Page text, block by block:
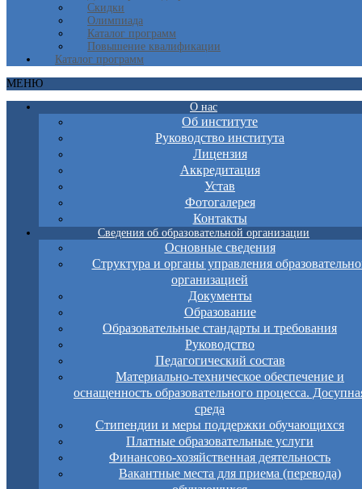
Скидки
Олимпиада
Каталог программ
Повышение квалификации
Каталог программ
МЕНЮ
О нас
Об институте
Руководство института
Лицензия
Аккредитация
Устав
Фотогалерея
Контакты
Сведения об образовательной организации
Основные сведения
Структура и органы управления
организацией
Документы
Образование
Образовательные стандарты и требования
Руководство
Педагогический состав
Материально-техническое обеспечение и
оснащенность образовательного процесса.
среда
Стипендии и меры поддержки обучающихся
Платные образовательные услуги
Финансово-хозяйственная деятельность
Вакантные места для приема (перевода)